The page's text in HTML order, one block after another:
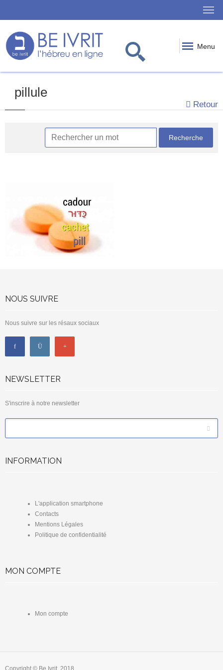
Menu
pillule
Retour
NOUS SUIVRE
Nous suivre sur les résaux sociaux
NEWSLETTER
S'inscrire à notre newsletter
INFORMATION
L'application smartphone
Contacts
Mentions Légales
Politique de confidentialité
MON COMPTE
Mon compte
Copyright © Be Ivrit, 2018